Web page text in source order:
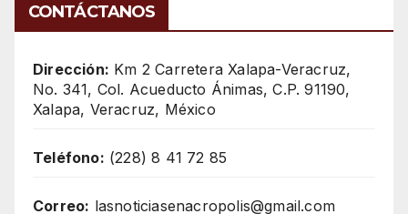
CONTÁCTANOS
Dirección: Km 2 Carretera Xalapa-Veracruz,
No. 341, Col. Acueducto Ánimas, C.P. 91190,
Xalapa, Veracruz, México
Teléfono: (228) 8 41 72 85
Correo: lasnoticiasenacropolis@gmail.com